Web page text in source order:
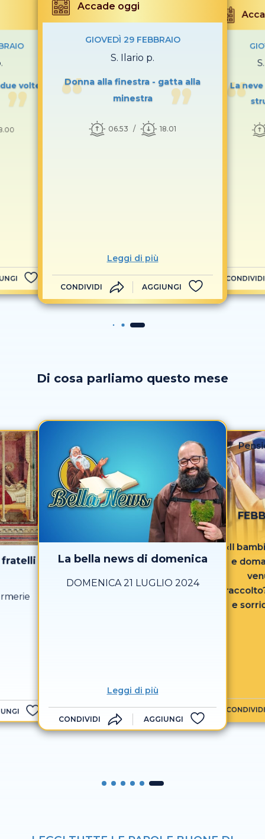
volte
Accade oggi
GIOVEDÌ 29 FEBBRAIO
S. Ilario p.
Donna alla finestra - gatta alla
minestra
06.53 18.01
Leggi di più
CONDIVIDI AGGIUNGI
La
CONDIVIDI
Di cosa parliamo questo mese
fratelli La bella news di domenica
DOMENICA 21 LUGLIO 2024
Leggi di più
CONDIVIDI AGGIUNGI
«Il
e
e
CONDIVIDI